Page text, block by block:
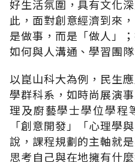
好生活氛圍，具有文化
此，面對創意經濟到來
是做事，而是「做人」
如何與人溝通、學習團
以崑山科大為例，民生
學群科系，如時尚展演
理及廚藝學士學位學程
「創意開發」「心理學
說，課程規劃的主軸就
思考自己與在地擁有什